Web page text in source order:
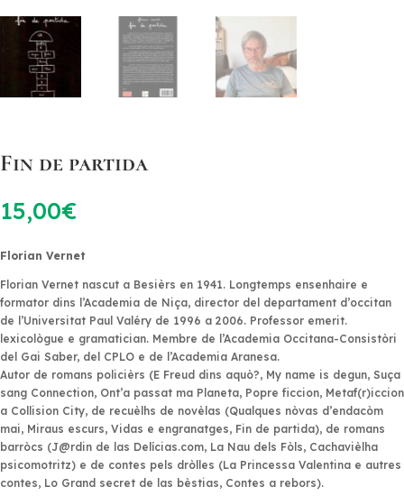
Fin de partida
15,00€
Florian Vernet
Florian Vernet nascut a Besièrs en 1941. Longtemps ensenhaire e
formator dins l’Academia de Niça, director del departament d’occitan
de l’Universitat Paul Valéry de 1996 a 2006. Professor emerit.
lexicològue e gramatician. Membre de l’Academia Occitana-Consistòri
del Gai Saber, del CPLO e de l’Academia Aranesa.
Autor de romans policièrs (E Freud dins aquò?, My name is degun, Suça
sang Connection, Ont’a passat ma Planeta, Popre ficcion, Metaf(r)iccion
a Collision City, de recuèlhs de novèlas (Qualques nòvas d’endacòm
mai, Miraus escurs, Vidas e engranatges, Fin de partida), de romans
barròcs (J@rdin de las Delícias.com, La Nau dels Fòls, Cachavièlha
psicomotritz) e de contes pels dròlles (La Princessa Valentina e autres
contes, Lo Grand secret de las bèstias, Contes a rebors).